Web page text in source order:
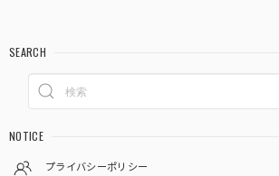
SEARCH
NOTICE
プライバシーポリシー